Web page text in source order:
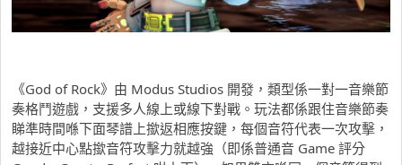
《God of Rock》由 Modus Studios 開發，類型係一對一音樂節
奏格鬥遊戲，支援多人線上或線下對戰。玩法都係跟住音樂節奏
睇準時間喺下面琴譜上撳返相應按鍵，每個音符代表一次攻擊，
越接近中心點撳音符攻擊力就越強（即係普通音 Game 評分